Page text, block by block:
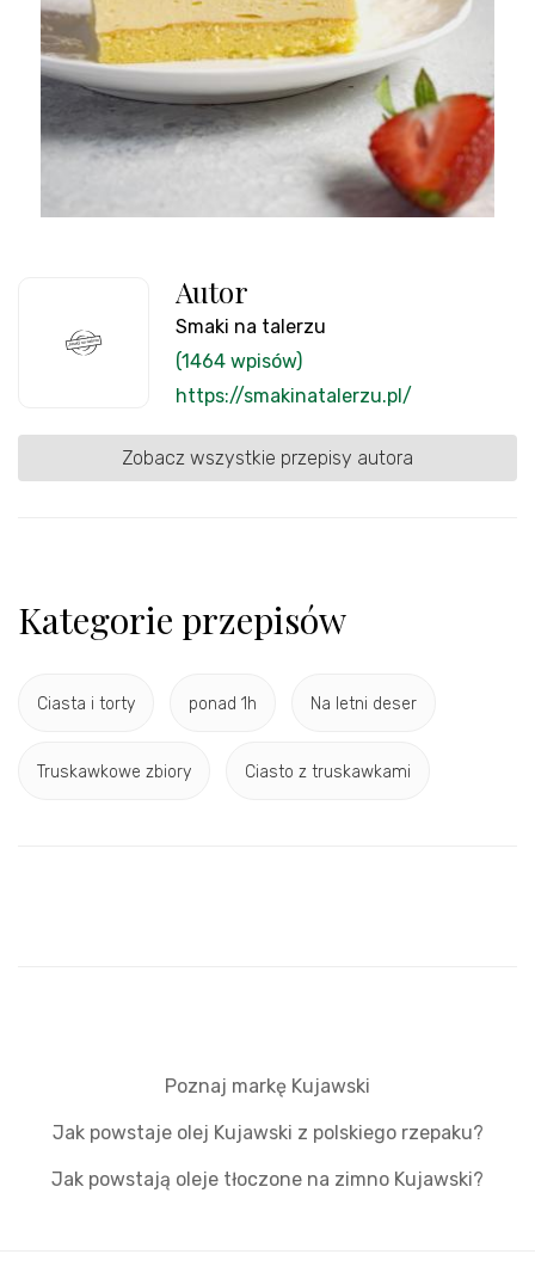
Autor
Smaki na talerzu
(1464 wpisów)
https://smakinatalerzu.pl/
Zobacz wszystkie przepisy autora
Kategorie przepisów
Ciasta i torty ponad 1h Na letni deser
Truskawkowe zbiory Ciasto z truskawkami
Poznaj markę Kujawski
Jak powstaje olej Kujawski z polskiego rzepaku?
Jak powstają oleje tłoczone na zimno Kujawski?